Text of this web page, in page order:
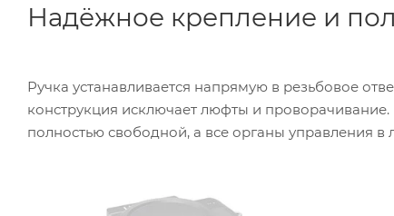
Надёжное крепление и
Ручка устанавливается напрямую в резьбовое
конструкция исключает люфты и
полностью свободной, а все органы управления в